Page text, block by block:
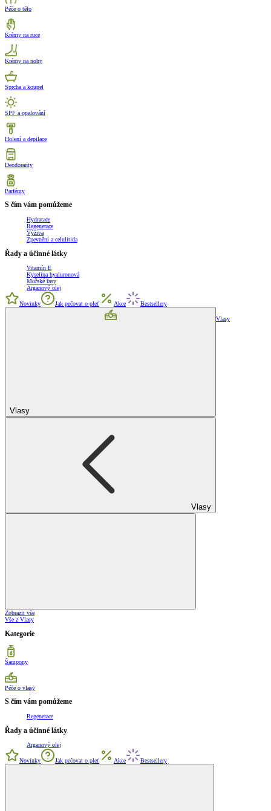
Péče o tělo
Krémy na ruce
Krémy na nohy
Sprcha a koupel
SPF a opalování
Holení a depilace
Deodoranty
Parfémy
S čím vám pomůžeme
Hydratace
Regenerace
Výživa
Zpevnění a celulitida
Řady a účinné látky
Vitamín E
Kyselina hyaluronová
Mořské řasy
Arganový olej
Novinky Jak pečovat o pleť Akce Bestsellery
Vlasy
Vlasy
Vlasy
Zobrazit vše
Vše z Vlasy
Kategorie
Šampony
Péče o vlasy
S čím vám pomůžeme
Regenerace
Řady a účinné látky
Arganový olej
Novinky Jak pečovat o pleť Akce Bestsellery